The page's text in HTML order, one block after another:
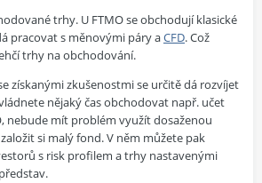
trhy. U FTMO se obchodují klasické
pracovat s měnovými páry aCFD. Což
trhy na obchodování.
získanými zkušenostmi se určitě dá rozvíjet
nějaký čas obchodovat např. učet
nebude mít problém využít dosaženou
si malý fond. V něm můžete pak
s risk profilem a trhy nastavenými